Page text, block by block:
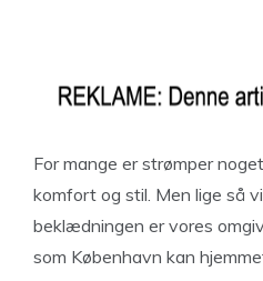
For mange er strømper
komfort og stil. Men lige så
beklædningen er vores
som København kan